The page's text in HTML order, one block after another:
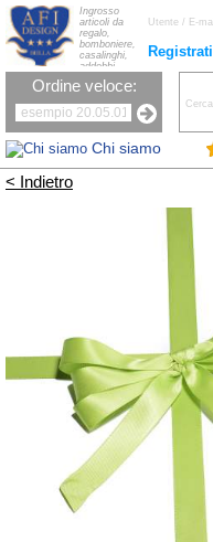
Chi siamo
Registrati
Ingrosso
articoli da
regalo,
bomboniere,
casalinghi,
addobbi
natalizi, nastri,
oggettistica,
la tavola, fiori
artificiali e
candele.
Ordine veloce:
< Indietro